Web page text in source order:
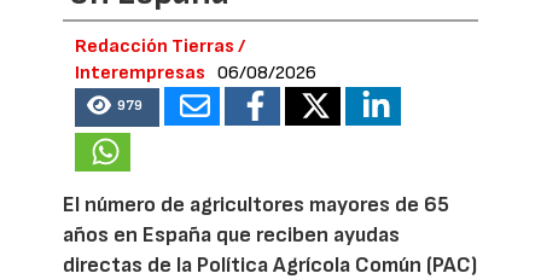
Redacción Tierras /
Interempresas
06/08/2026
979
El número de agricultores mayores de 65
años en España que reciben ayudas
directas de la Política Agrícola Común (PAC)